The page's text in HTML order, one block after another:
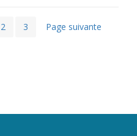
2 3 Page suivante